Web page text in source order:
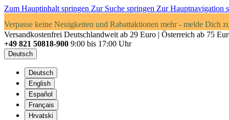
Zum Hauptinhalt springen Zur Suche springen Zur Hauptnavigation
Verpasse keine Neuigkeiten und Rabattaktionen mehr - melde Dich
Versandkostenfrei Deutschlandweit ab 29 Euro | Österreich ab 75
+49 821 50818-900 9:00 bis 17:00 Uhr
Deutsch
Deutsch
English
Español
Français
Hrvatski